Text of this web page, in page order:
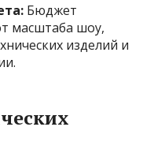
Бюджет
масштаба шоу,
изделий и